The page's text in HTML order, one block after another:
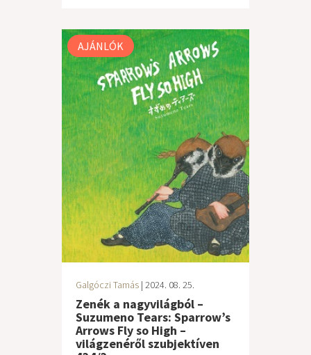
AJÁNLÓK
Galgóczi Tamás | 2024. 08. 25.
Zenék a nagyvilágból –
Suzumeno Tears: Sparrow’s
Arrows Fly so High –
világzenéről szubjektíven